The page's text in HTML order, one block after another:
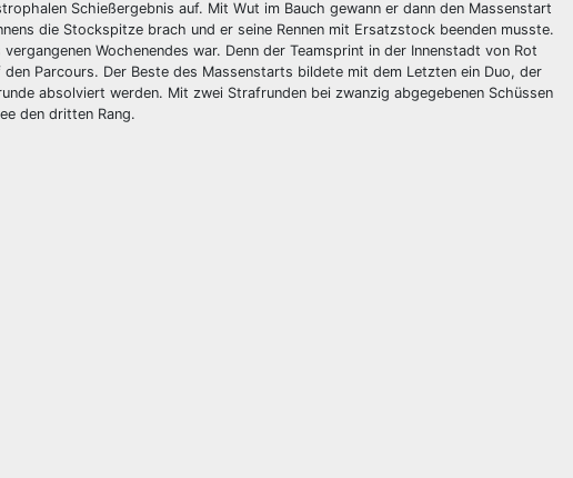
Schießergebnis auf. Mit Wut im Bauch gewann er dann den Massenstart
die Stockspitze brach und er seine Rennen mit Ersatzstock beenden musste.
Wochenendes war. Denn der Teamsprint in der Innenstadt von Rot
Parcours. Der Beste des Massenstarts bildete mit dem Letzten ein Duo, der
absolviert werden. Mit zwei Strafrunden bei zwanzig abgegebenen Schüssen
den dritten Rang.